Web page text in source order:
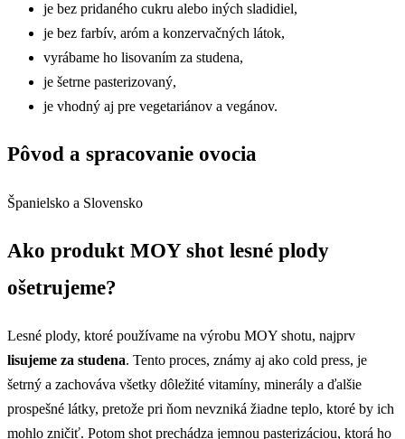
je bez pridaného cukru alebo iných sladidiel,
je bez farbív, aróm a konzervačných látok,
vyrábame ho lisovaním za studena,
je šetrne pasterizovaný,
je vhodný aj pre vegetariánov a vegánov.
Pôvod a spracovanie ovocia
Španielsko a Slovensko
Ako produkt MOY shot lesné plody
ošetrujeme?
Lesné plody, ktoré používame na výrobu MOY shotu, najprv
lisujeme za studena. Tento proces, známy aj ako cold press, je
šetrný a zachováva všetky dôležité vitamíny, minerály a ďalšie
prospešné látky, pretože pri ňom nevzniká žiadne teplo, ktoré by ich
mohlo zničiť. Potom shot prechádza jemnou pasterizáciou, ktorá ho